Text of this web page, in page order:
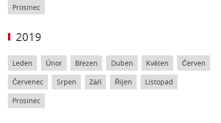
Prosinec
2019
Leden Únor Březen Duben Květen Červen
Červenec Srpen Září Říjen Listopad
Prosinec